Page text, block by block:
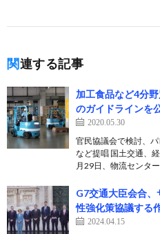
関連する記事
加工食品など4分
のガイドラインを
2020.05.30
官民協議会で検討、
など提唱 国土交通、
月29日、物流センタ
G7交通大臣会合
性強化策協議する
2024.04.15